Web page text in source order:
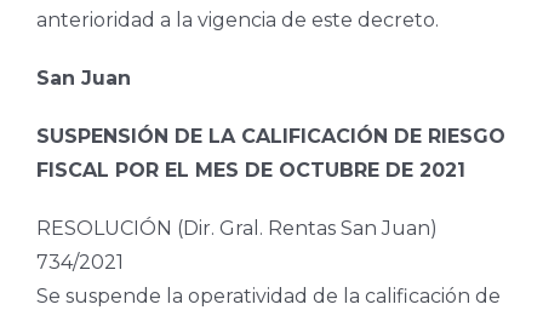
anterioridad a la vigencia de este decreto.
San Juan
SUSPENSIÓN DE LA CALIFICACIÓN DE RIESGO
FISCAL POR EL MES DE OCTUBRE DE 2021
RESOLUCIÓN (Dir. Gral. Rentas San Juan)
734/2021
Se suspende la operatividad de la calificación de